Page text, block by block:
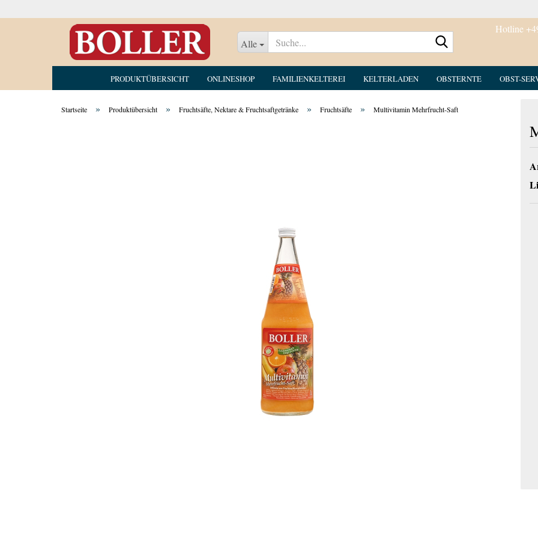
Alle
Hotline
PRODUKTÜBERSICHT ONLINESHOP FAMILIENKELTEREI KELTERLADEN OBSTERNTE OBST-
Startseite » Produktübersicht » Fruchtsäfte, Nektare & Fruchtsaftgetränke » Fruchtsäfte » Multivitamin Mehrfrucht-Saft